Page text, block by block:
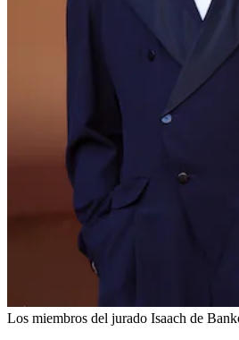
Los miembros del jurado Isaach de